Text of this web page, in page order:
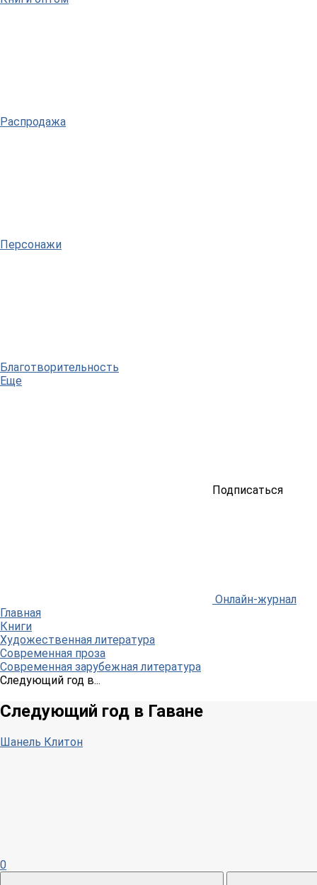
Распродажа
Персонажи
Благотворительность
Еще
Подписаться
Онлайн-журнал
Главная
Книги
Художественная литература
Современная проза
Современная зарубежная литература
Следующий год в...
Следующий год в Гаване
Шанель Клитон
0